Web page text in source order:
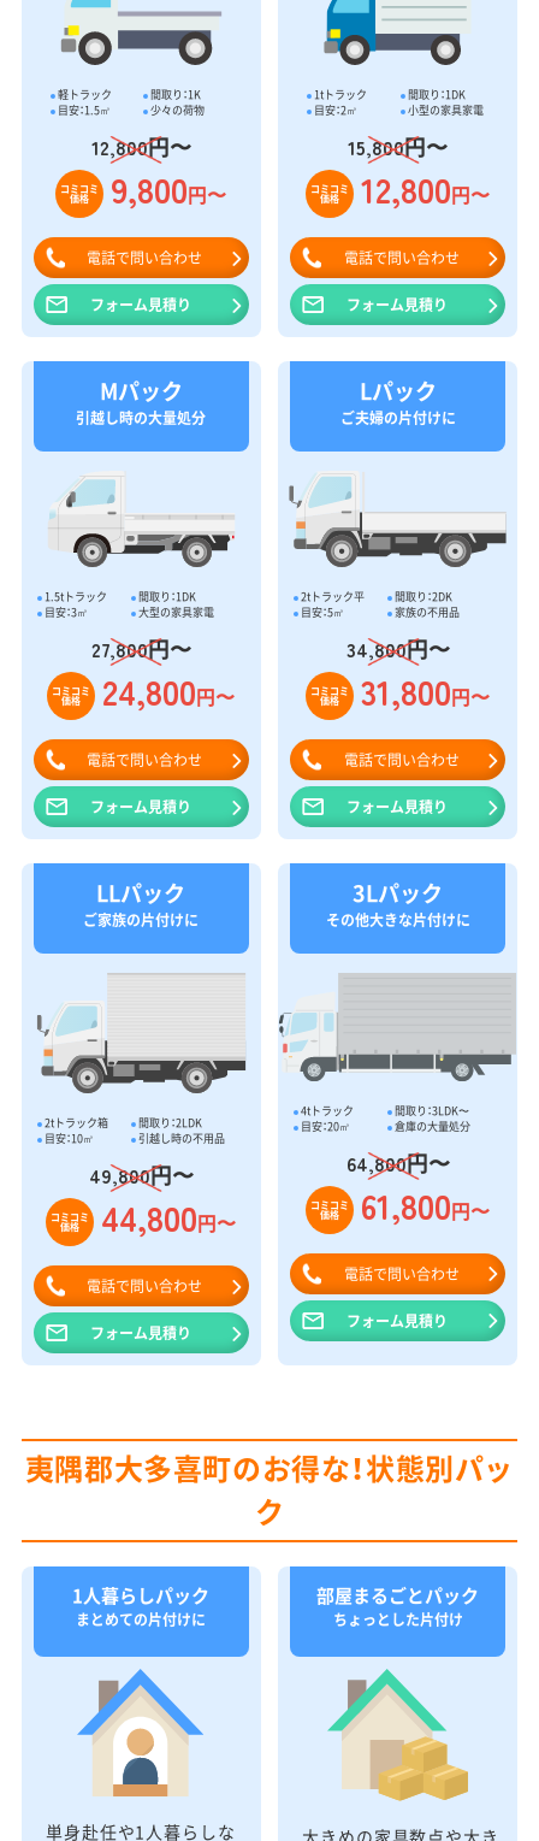
軽トラック
間取り：1K
目安：1.5㎥
少々の荷物
12,800円〜
コミコミ
価格 9,800円〜
電話で問い合わせ
フォーム見積り
1tトラック
間取り：1DK
目安：2㎥
小型の家具家電
15,800円〜
コミコミ
価格 12,800円〜
電話で問い合わせ
フォーム見積り
Mパック
引越し時の大量処分
1.5tトラック
間取り：1DK
目安：3㎥
大型の家具家電
27,800円〜
コミコミ
価格 24,800円〜
電話で問い合わせ
フォーム見積り
Lパック
ご夫婦の片付けに
2tトラック平
間取り：2DK
目安：5㎥
家族の不用品
34,800円〜
コミコミ
価格 31,800円〜
電話で問い合わせ
フォーム見積り
LLパック
ご家族の片付けに
2tトラック箱
間取り：2LDK
目安：10㎥
引越し時の不用品
49,800円〜
コミコミ
価格 44,800円〜
電話で問い合わせ
フォーム見積り
3Lパック
その他大きな片付けに
4tトラック
間取り：3LDK〜
目安：20㎥
倉庫の大量処分
64,800円〜
コミコミ
価格 61,800円〜
電話で問い合わせ
フォーム見積り
夷隅郡大多喜町のお得な！状態別パッ
ク
1人暮らしパック
まとめての片付けに
単身赴任や1人暮らしな
部屋まるごとパック
ちょっとした片付け
大きめの家具数点や大き